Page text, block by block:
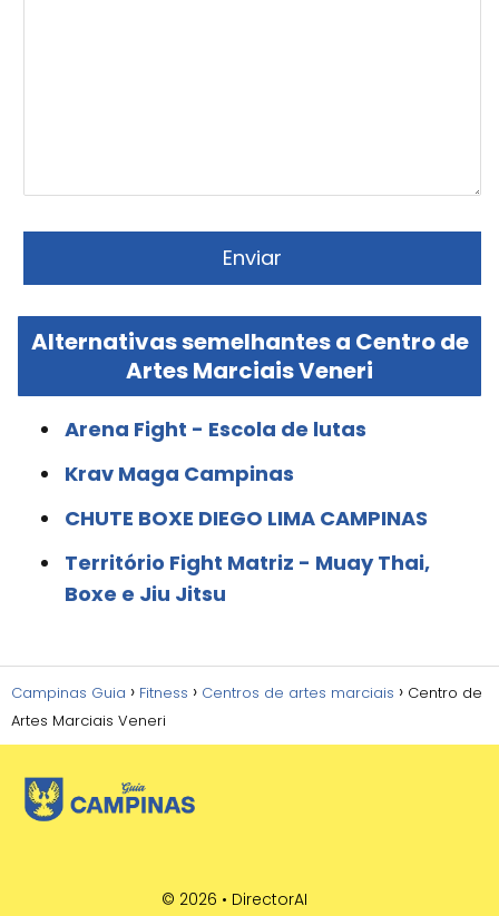
Alternativas semelhantes a Centro de
Artes Marciais Veneri
Arena Fight - Escola de lutas
Krav Maga Campinas
CHUTE BOXE DIEGO LIMA CAMPINAS
Território Fight Matriz - Muay Thai,
Boxe e Jiu Jitsu
Campinas Guia Fitness Centros de artes marciais
Centro de
Artes Marciais Veneri
© 2026 • DirectorAI